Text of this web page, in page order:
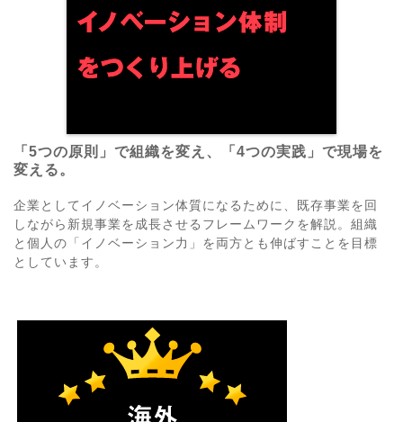
「5つの原則」で組織を変え、「4つの実践」で現場を
変える。
企業としてイノベーション体質になるために、既存事業を回
しながら新規事業を成長させるフレームワークを解説。組織
と個人の「イノベーション力」を両方とも伸ばすことを目標
としています。